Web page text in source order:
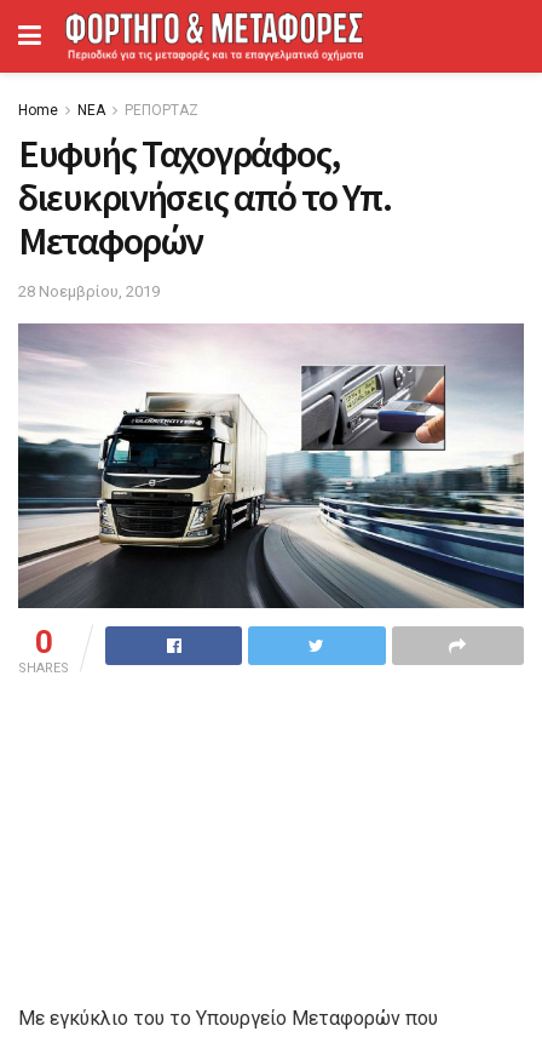
Home ΝΕΑ ΡΕΠΟΡΤΑΖ
Ευφυής Ταχογράφος,
διευκρινήσεις από το Υπ.
Μεταφορών
28 Νοεμβρίου, 2019
0
SHARES
Με εγκύκλιο του το Υπουργείο Μεταφορών που